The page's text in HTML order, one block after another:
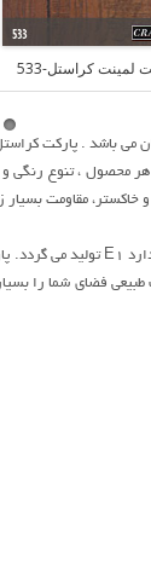
لمینت کراستل-533
و خاکستر، مقاومت